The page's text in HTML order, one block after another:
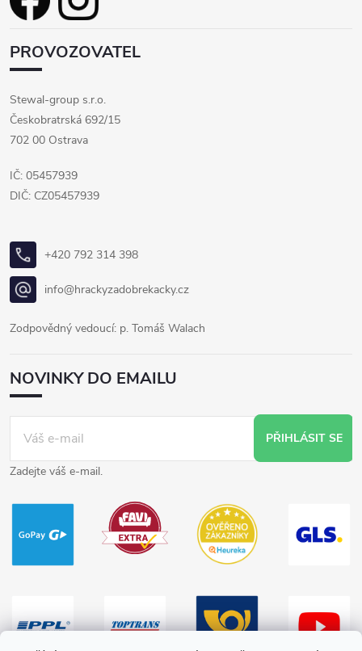
PROVOZOVATEL
Stewal-group s.r.o.
Českobratrská 692/15
702 00 Ostrava
IČ: 05457939
DIČ: CZ05457939
+420 792 314 398
info@hrackyzadobrekacky.cz
Zodpovědný vedoucí: p. Tomáš Walach
NOVINKY DO EMAILU
PŘIHLÁSIT SE
Zadejte váš e-mail.